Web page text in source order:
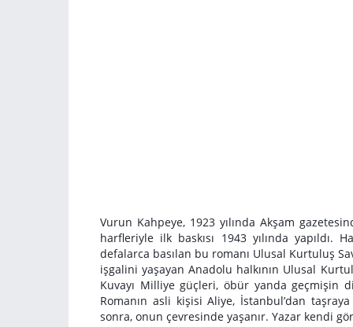
Vurun Kahpeye, 1923 yılında Akşam
harfleriyle ilk baskısı 1943 yılında
defalarca basılan bu romanı Ulusal Kurtuluş
işgalini yaşayan Anadolu halkının Ulusal
Kuvayı Milliye güçleri, öbür yanda geçmişin
Romanın asli kişisi Aliye, İstanbul’dan
sonra, onun çevresinde yaşanır. Yazar kendi